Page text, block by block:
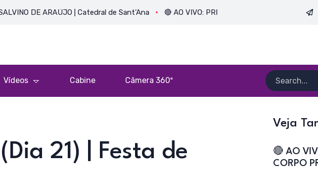
DE ARAÚJO | Catedral de Sant’Ana 🔴 AO VIVO: PRIMEIRA MISSA DO PE. HEITOR
Vídeos Cabine Câmera 360º
21) | Festa de
Veja
🔴 AO
CORPO